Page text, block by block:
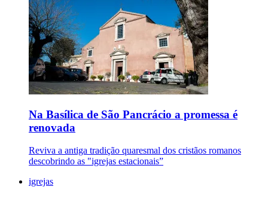
Na Basílica de São Pancrácio a promessa é
renovada
Reviva a antiga tradição quaresmal dos cristãos romanos
descobrindo as "igrejas estacionais”
igrejas